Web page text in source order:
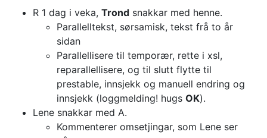
R 1 dag i veka, Trond snakkar med henne.
Parallelltekst, sørsamisk, tekst frå to år
sidan
Parallellisere til temporær, rette i xsl,
reparallellisere, og til slutt flytte til
prestable, innsjekk og manuell endring og
innsjekk (loggmelding! hugs OK).
Lene snakkar med A.
Kommenterer omsetjingar, som Lene ser